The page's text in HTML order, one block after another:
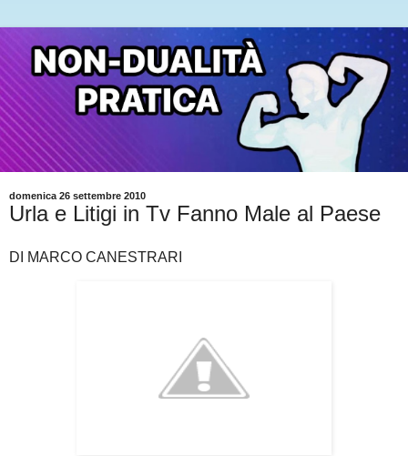
domenica 26 settembre 2010
Urla e Litigi in Tv Fanno Male al Paese
DI MARCO CANESTRARI